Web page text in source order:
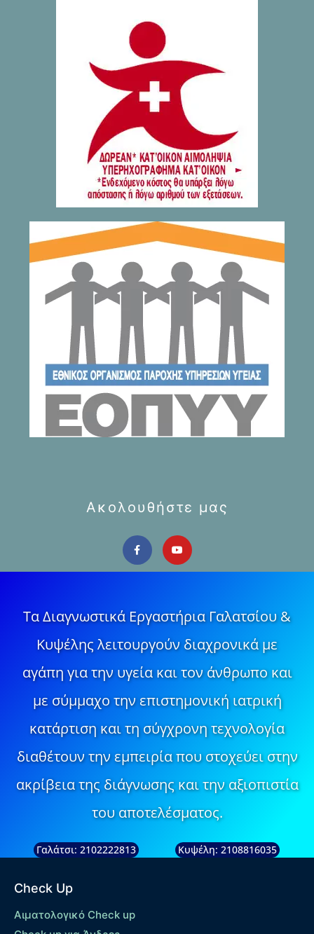
Ακολουθήστε μας
Τα Διαγνωστικά Εργαστήρια Γαλατσίου &
Κυψέλης λειτουργούν διαχρονικά με
αγάπη για την υγεία και τον άνθρωπο και
με σύμμαχο την επιστημονική ιατρική
κατάρτιση και τη σύγχρονη τεχνολογία
διαθέτουν την εμπειρία που στοχεύει στην
ακρίβεια της διάγνωσης και την αξιοπιστία
του αποτελέσματος.
Γαλάτσι: 2102222813 Κυψέλη: 2108816035
Check Up
Αιματολογικό Check up